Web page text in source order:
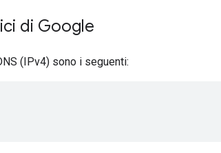
di Google
(IPv4) sono i seguenti: